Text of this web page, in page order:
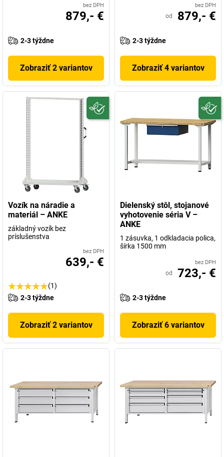
bez DPH
879,- €
2-3 týždne
Zobraziť 2 variantov
bez DPH
od 879,- €
2-3 týždne
Zobraziť 4 variantov
Vozík na náradie a
materiál – ANKE
základný vozík bez
príslušenstva
bez DPH
639,- €
(1)
2-3 týždne
Zobraziť 2 variantov
Dielenský stôl, stojanové
vyhotovenie séria V –
ANKE
1 zásuvka, 1 odkladacia polica,
šírka 1500 mm
bez DPH
od 723,- €
2-3 týždne
Zobraziť 6 variantov